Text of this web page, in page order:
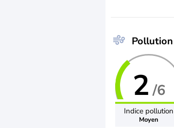
2 /6
Indice pollution
Moyen